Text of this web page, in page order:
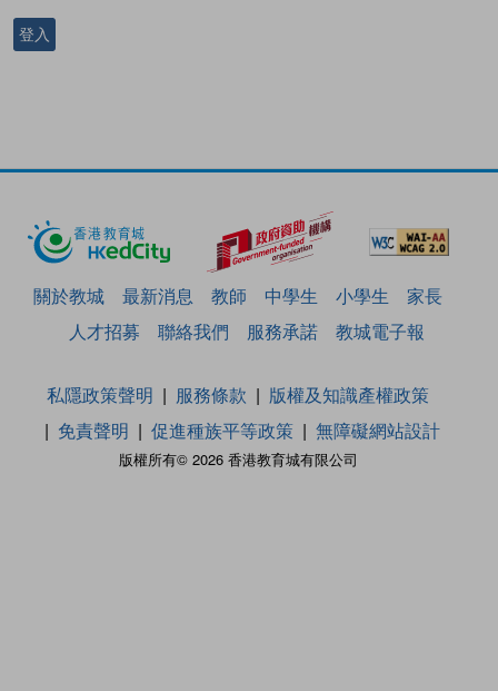
登入
關於教城 最新消息 教師 中學生 小學生
家長
人才招募
聯絡我們 服務承諾 教城電子報
版權所有© 2026 香港教育城有限公司
私隱政策聲明 服務條款
版權及知識產權政策
免責聲明
促進種族平等政策 無障礙網站設計